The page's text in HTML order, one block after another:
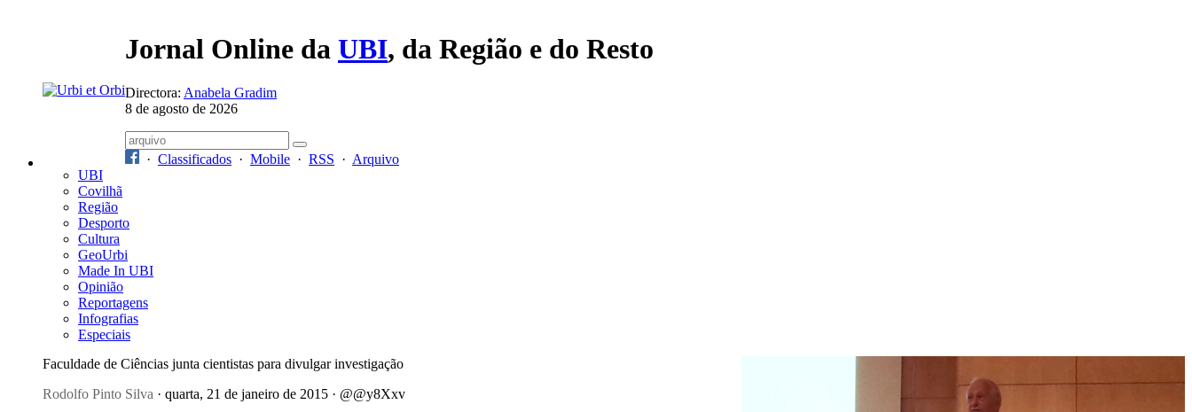
Jornal Online da UBI, da Região e do Resto
Directora: Anabela Gradim
8 de agosto de 2026
· Classificados · Mobile · RSS · Arquivo
UBI
Covilhã
Região
Desporto
Cultura
GeoUrbi
Made In UBI
Opinião
Reportagens
Infografias
Especiais
Faculdade de Ciências junta cientistas para divulgar investigação
Rodolfo Pinto Silva · quarta, 21 de janeiro de 2015 · @@y8Xxv